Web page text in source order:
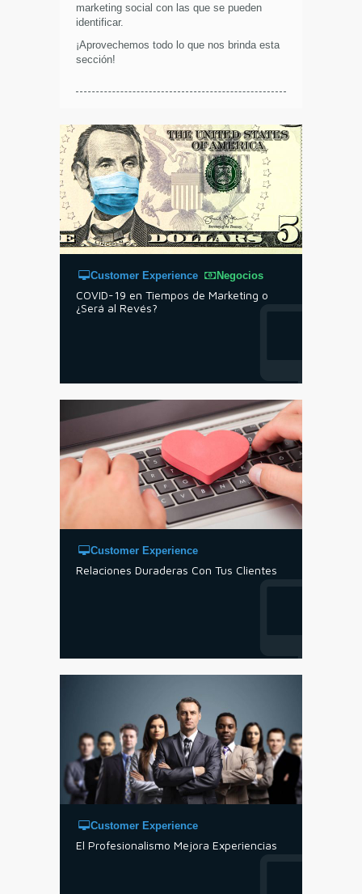
marketing social con las que se pueden
identificar.
¡Aprovechemos todo lo que nos brinda esta
sección!
Customer Experience Negocios
COVID-19 en Tiempos de Marketing o
¿Será al Revés?
Customer Experience
Relaciones Duraderas Con Tus Clientes
Customer Experience
El Profesionalismo Mejora Experiencias